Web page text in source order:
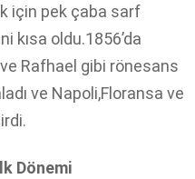
için pek çaba sarf
kısa oldu.1856’da
Rafhael gibi rönesans
ve Napoli,Floransa ve
Dönemi